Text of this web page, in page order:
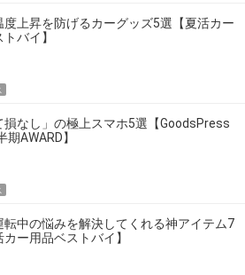
度上昇を防げるカーグッズ5選【夏活カー
バイ】
損なし」の極上スマホ5選【GoodsPress
期AWARD】
転中の悩みを解決してくれる神アイテム7
ー用品ベストバイ】